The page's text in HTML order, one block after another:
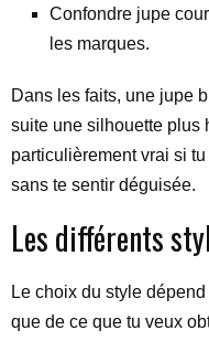
Confondre jupe
les marques.
Dans les faits, une jupe
suite une silhouette plus
particulièrement vrai si
sans te sentir déguisée.
Les différents
Le choix du style
que de ce que tu veux